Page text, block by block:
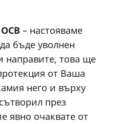
– настояваме
бъде уволнен
направите, това ще
от Ваша
него и върху
през
явно очаквате от